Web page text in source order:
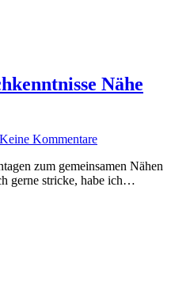
Nähe
Keine Kommentare
zum gemeinsamen Nähen
gerne stricke, habe ich…